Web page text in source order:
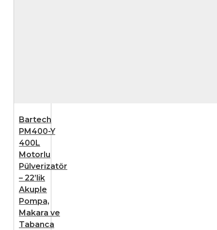
Bartech
PM400-Y
400L
Motorlu
Pülverizatör
– 22’lik
Akuple
Pompa,
Makara ve
Tabanca